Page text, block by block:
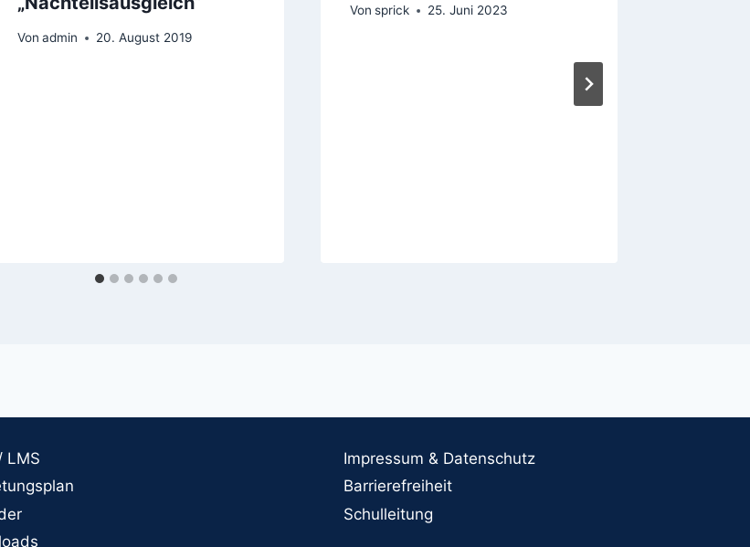
Von admin 20. August 2019
Von sprick 25. Juni 2023
LMS
Impressum & Datenschutz
Barrierefreiheit
Schulleitung